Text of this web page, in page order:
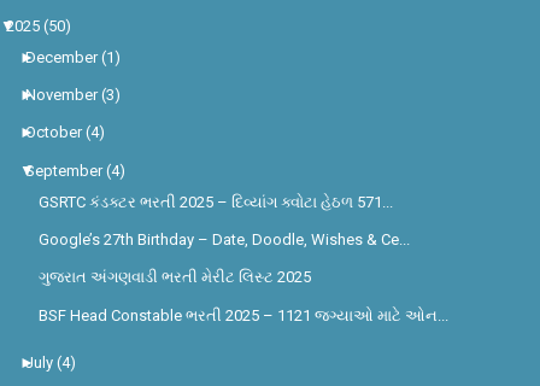
▼
2025 (50)
►
December (1)
►
November (3)
►
October (4)
▼
September (4)
GSRTC કંડક્ટર ભરતી 2025 – દિવ્યાંગ ક્વોટા હેઠળ 571...
Google’s 27th Birthday – Date, Doodle, Wishes & Ce...
ગુજરાત અંગણવાડી ભરતી મેરીટ લિસ્ટ 2025
BSF Head Constable ભરતી 2025 – 1121 જગ્યાઓ માટે ઓન...
►
July (4)